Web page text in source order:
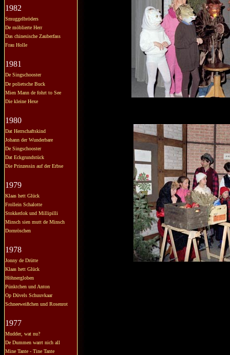
1982
Smuggelbröders
De möblierte Herr
Das chinesische Zauberfass
Frau Holle
1981
De Singschooster
De polietsche Buck
Mien Mann de fohrt to See
Die kleine Hexe
1980
Dat Herrschaftskind
Johann der Wunderbare
De Singschooster
Dat Eckgrundstück
Die Prinzessin auf der Erbse
1979
Klaas hett Glück
Frollein Schalotte
Stokkerlok und Millipilli
Minsch sien mutt de Minsch
Dornröschen
1978
Jonny de Drütte
Klaas hett Glück
Höhnergloben
Pünktchen und Anton
Op Düvels Schuuvkaar
Schneeweißchen und Rosenrot
1977
Mudder, wat nu?
De Dummen warrt nich all
Mine Tante - Tine Tante